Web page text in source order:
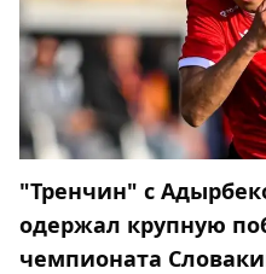
"Тренчин" с
одержал крупную
чемпионата